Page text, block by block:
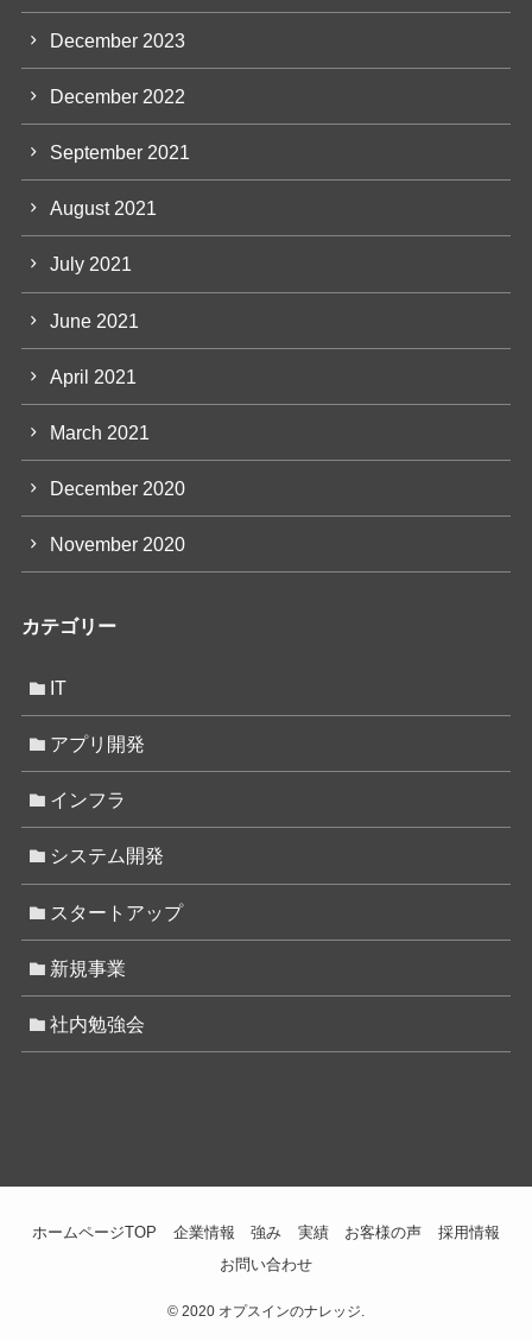
December 2023
December 2022
September 2021
August 2021
July 2021
June 2021
April 2021
March 2021
December 2020
November 2020
カテゴリー
IT
アプリ開発
インフラ
システム開発
スタートアップ
新規事業
社内勉強会
ホームページTOP 企業情報 強み 実績 お客様の声
採用情報
お問い合わせ
© 2020 オプスインのナレッジ.